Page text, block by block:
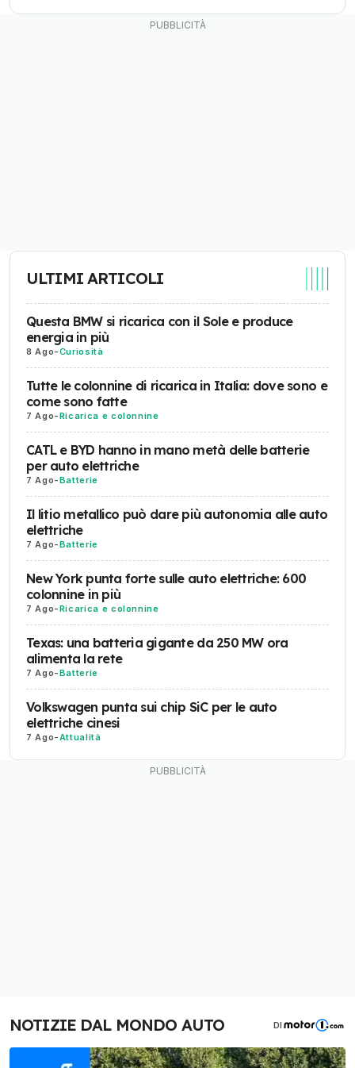
ULTIMI ARTICOLI
Questa BMW si ricarica con il Sole e produce
energia in più
8 Ago-Curiosità
Tutte le colonnine di ricarica in Italia: dove sono e
come sono fatte
7 Ago-Ricarica e colonnine
CATL e BYD hanno in mano metà delle batterie
per auto elettriche
7 Ago-Batterie
Il litio metallico può dare più autonomia alle auto
elettriche
7 Ago-Batterie
New York punta forte sulle auto elettriche: 600
colonnine in più
7 Ago-Ricarica e colonnine
Texas: una batteria gigante da 250 MW ora
alimenta la rete
7 Ago-Batterie
Volkswagen punta sui chip SiC per le auto
elettriche cinesi
7 Ago-Attualità
NOTIZIE DAL MONDO AUTO DI